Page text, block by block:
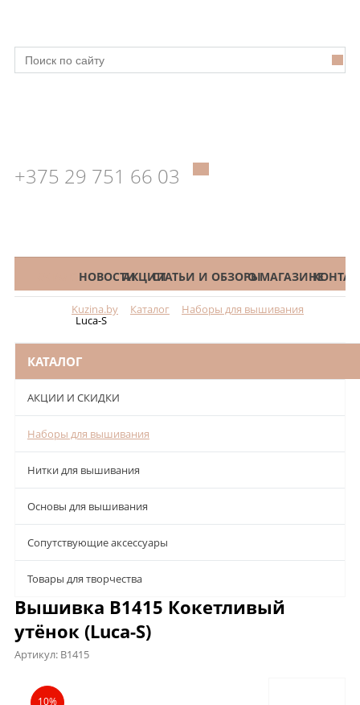
+375 29 751 66 03
КАТАЛОГНОВОСТИАКЦИИСТАТЬИ И ОБЗОРЫО МАГАЗИНЕ
Kuzina.by Каталог Наборы для вышивания
Luca-S
КАТАЛОГ
АКЦИИ И СКИДКИ
Наборы для вышивания
Нитки для вышивания
Основы для вышивания
Сопутствующие аксессуары
Товары для творчества
Вышивка B1415 Кокетливый
утёнок (Luca-S)
Артикул: B1415
Описание
10%